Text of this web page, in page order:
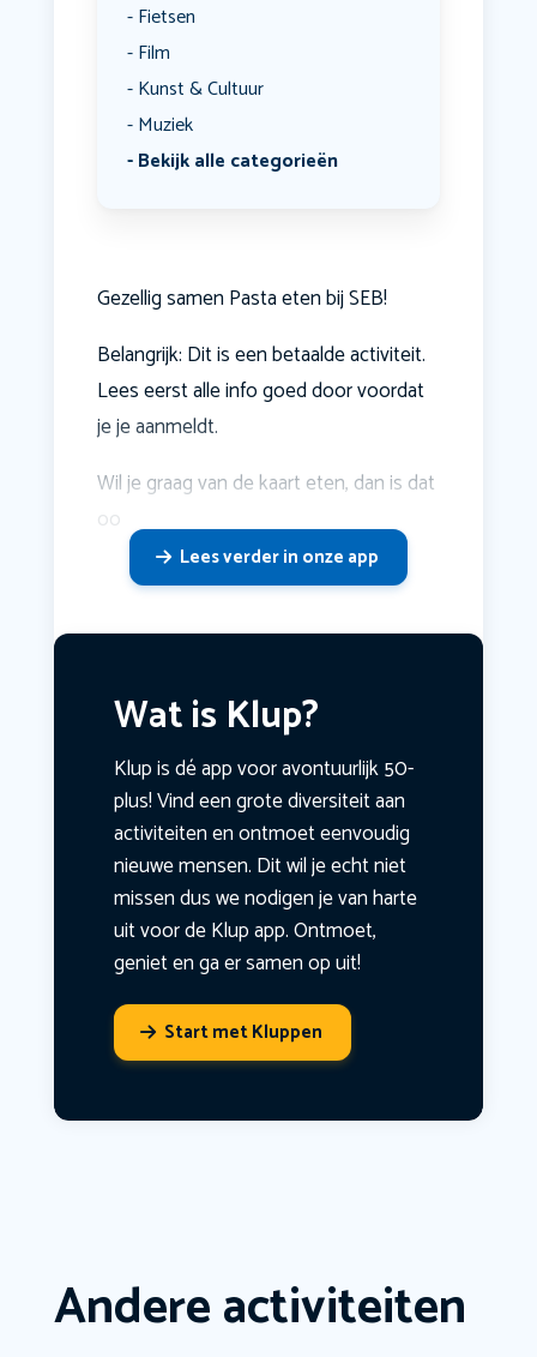
Fietsen
Film
Kunst & Cultuur
Muziek
Bekijk alle categorieën
Gezellig samen Pasta eten bij SEB!
Belangrijk: Dit is een betaalde activiteit.
Lees eerst alle info goed door voordat
je je aanmeldt.
Wil je graag van de kaart eten, dan is dat
oo
Lees verder in onze app
Wat is Klup?
Klup is dé app voor avontuurlijk 50-
plus! Vind een grote diversiteit aan
activiteiten en ontmoet eenvoudig
nieuwe mensen. Dit wil je echt niet
missen dus we nodigen je van harte
uit voor de Klup app. Ontmoet,
geniet en ga er samen op uit!
Start met Kluppen
Andere activiteiten